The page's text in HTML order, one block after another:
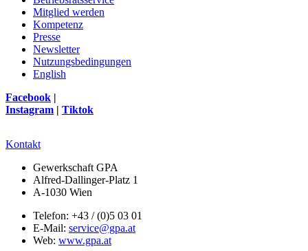
Mitglied werden
Kompetenz
Presse
Newsletter
Nutzungsbedingungen
English
Facebook |
Instagram | Tiktok
Kontakt
Gewerkschaft GPA
Alfred-Dallinger-Platz 1
A-1030 Wien
Telefon: +43 / (0)5 03 01
E-Mail: service@gpa.at
Web: www.gpa.at